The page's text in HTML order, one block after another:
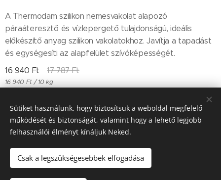
A Thermodam szilikon nemesvakolat alapozó
páraáteresztő és vízlepergető tulajdonságú, ideális
előkészítő anyag szilikon vakolatokhoz. Javítja a tapadást
és egységesíti az alapfelület szívóképességét.
16 940 Ft 17 787Ft
16 940 Ft / 10 kg
Till "96" Kft Adószán: 11385497-2-05
Sütiket használunk, hogy biztosítsuk a weboldal megfelelő
működését és biztonságát, valamint hogy a lehető legjobb
felhasználói élményt kínáljuk Neked.
Csak a legszükségesebbek elfogadása